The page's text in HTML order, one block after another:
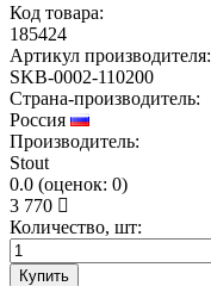
Код товара:
185424
Артикул производителя:
SKB-0002-110200
Страна-производитель:
Россия
Производитель:
Stout
0.0 (оценок: 0)
3 770
Количество, шт:
Купить